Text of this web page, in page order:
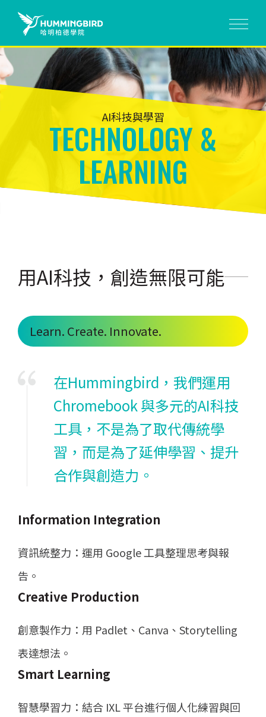
AI科技與學習
TECHNOLOGY &
LEARNING
用AI科技，創造無限可能
Learn. Create. Innovate.
在Hummingbird，我們運用
Chromebook 與多元的AI科技
工具，不是為了取代傳統學
習，而是為了延伸學習、提升
合作與創造力。
Information Integration
資訊統整力：運用 Google 工具整理思考與報
告。
Creative Production
創意製作力：用 Padlet、Canva、Storytelling
表達想法。
Smart Learning
智慧學習力：結合 IXL 平台進行個人化練習與回